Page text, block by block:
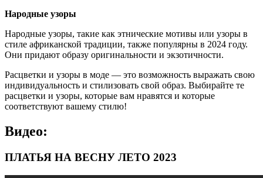
Народные узоры
Народные узоры, такие как этнические мотивы или узоры в
стиле африканской традиции, также популярны в 2024 году.
Они придают образу оригинальности и экзотичности.
Расцветки и узоры в моде — это возможность выражать свою
индивидуальность и стилизовать свой образ. Выбирайте те
расцветки и узоры, которые вам нравятся и которые
соответствуют вашему стилю!
Видео:
ПЛАТЬЯ НА ВЕСНУ ЛЕТО 2023